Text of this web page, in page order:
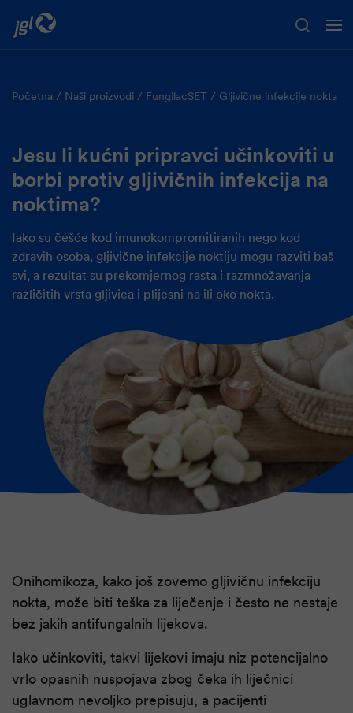
Početna Naši proizvodi FungilacSET Gljivične infekcije nokta
Jesu li kućni pripravci učinkoviti u
borbi protiv gljivičnih infekcija na
noktima?
Iako su češće kod imunokompromitiranih nego kod
zdravih osoba, gljivične infekcije noktiju mogu razviti baš
svi, a rezultat su prekomjernog rasta i razmnožavanja
različitih vrsta gljivica i plijesni na ili oko nokta.
Onihomikoza, kako još zovemo gljivičnu infekciju
nokta, može biti teška za liječenje i često ne nestaje
bez jakih antifungalnih lijekova.
Iako učinkoviti, takvi lijekovi imaju niz potencijalno
vrlo opasnih nuspojava zbog čeka ih liječnici
uglavnom nevoljko prepisuju, a pacijenti